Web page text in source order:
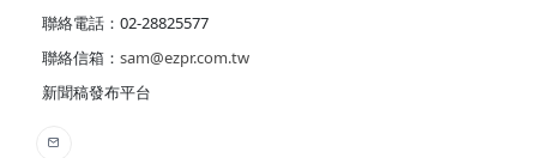
聯絡電話：02-28825577
聯絡信箱： sam@ezpr.com.tw
新聞稿發布平台